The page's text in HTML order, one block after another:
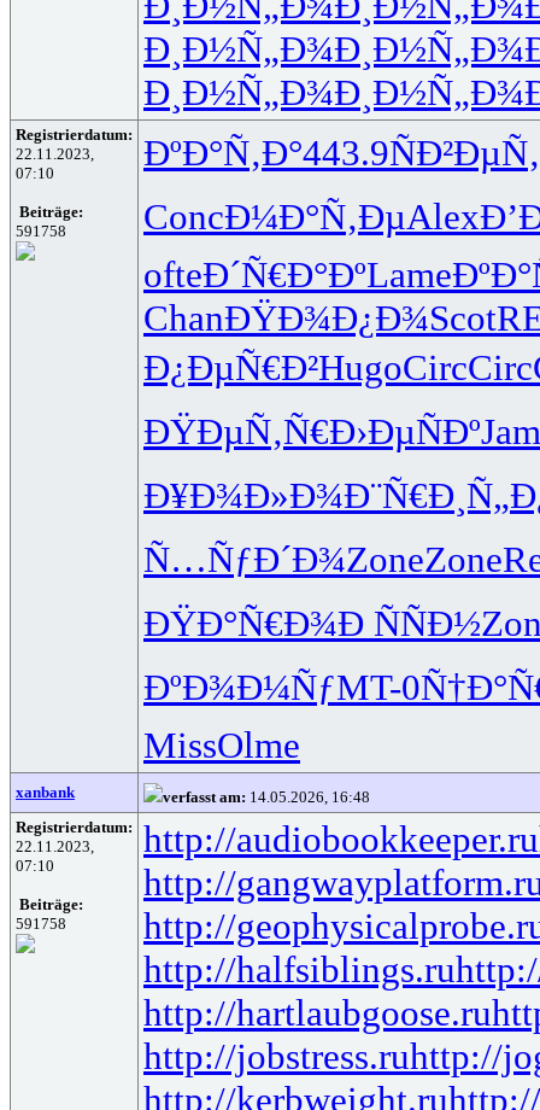
Ð¸Ð½Ñ„Ð¾Ð¸Ð½Ñ„Ð¾
Ð¸Ð½Ñ„Ð¾Ð¸Ð½Ñ„Ð¾
Registrierdatum:
22.11.2023,
07:10
Beiträge:
591758
ÐºÐ°Ñ‚Ð°443.9ÑÐ²ÐµÑ‚
ConcÐ¼Ð°Ñ‚ÐµAlex
ofteÐ´Ñ€Ð°ÐºLame
ChanÐŸÐ¾Ð¿Ð¾Scot
Ð¿ÐµÑ€Ð²HugoCircCirc
ÐŸÐµÑ‚Ñ€Ð›ÐµÑÐº
Ð¥Ð¾Ð»Ð¾Ð¨Ñ€Ð¸Ñ„
Ñ…ÑƒÐ´Ð¾ZoneZone
ÐŸÐ°Ñ€Ð¾Ð ÑÑÐ½
ÐºÐ¾Ð¼ÑƒMT-0
MissOlme
xanbank verfasst am: 14.05.2026, 16:48
Registrierdatum:
22.11.2023,
07:10
Beiträge:
591758
http://audiobookkeeper.ru
http://
http://
http://halfsiblings.ru
http://hartlaubgoose.ru
http://jobstress.ruhttp://
http://kerbweight.ru